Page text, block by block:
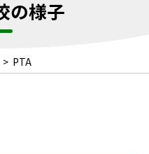
の様子
> PTA